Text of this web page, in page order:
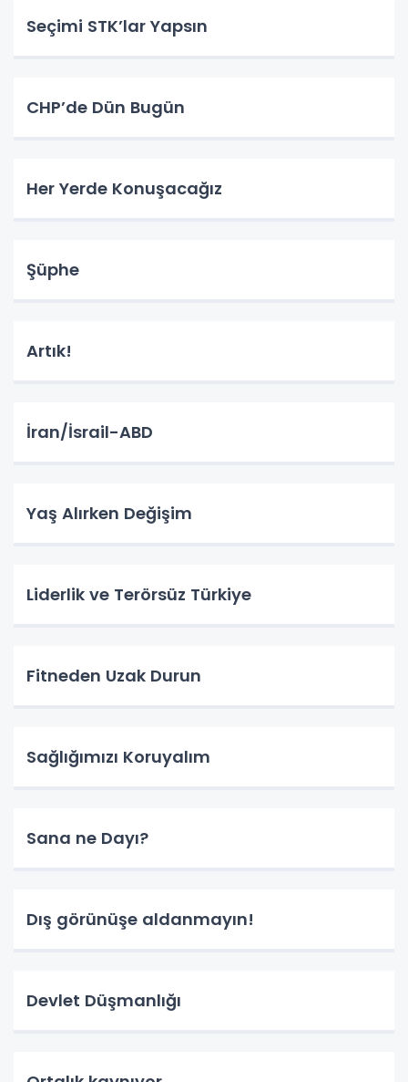
Seçimi STK’lar Yapsın
CHP’de Dün Bugün
Her Yerde Konuşacağız
Şüphe
Artık!
İran/İsrail-ABD
Yaş Alırken Değişim
Liderlik ve Terörsüz Türkiye
Fitneden Uzak Durun
Sağlığımızı Koruyalım
Sana ne Dayı?
Dış görünüşe aldanmayın!
Devlet Düşmanlığı